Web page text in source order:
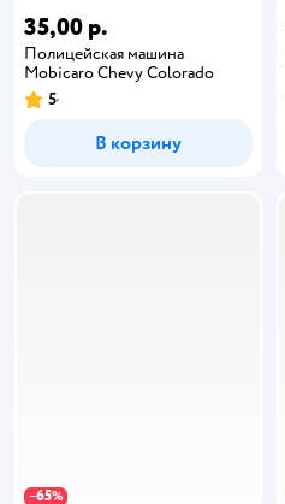
35,00 р.
Полицейская машина
Mobicaro Chevy Colorado
5
В корзину
−65%